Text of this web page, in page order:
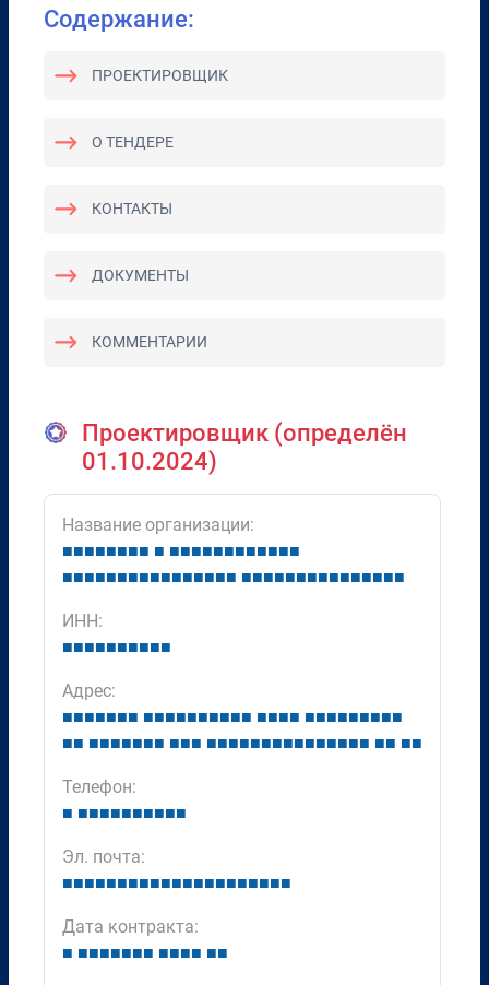
Содержание:
ПРОЕКТИРОВЩИК
О ТЕНДЕРЕ
КОНТАКТЫ
ДОКУМЕНТЫ
КОММЕНТАРИИ
Проектировщик (определён
01.10.2024)
Название организации:
■■■■■■■■ ■ ■■■■■■■■■■■■
■■■■■■■■■■■■■■■■ ■■■■■■■■■■■■■■■
ИНН:
■■■■■■■■■■
Адрес:
■■■■■■■ ■■■■■■■■■■ ■■■■ ■■■■■■■■■
■■ ■■■■■■■ ■■■ ■■■■■■■■■■■■■■■ ■■ ■■
Телефон:
■ ■■■■■■■■■■
Эл. почта:
■■■■■■■■■■■■■■■■■■■■■
Дата контракта:
■ ■■■■■■■ ■■■■ ■■